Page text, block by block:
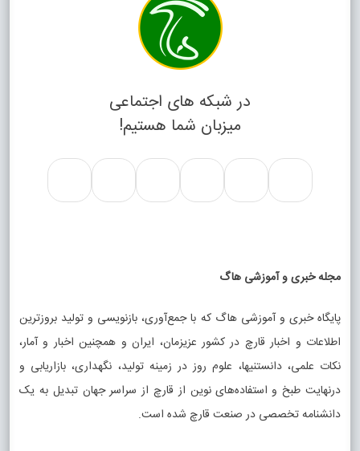
در شبکه های اجتماعی
میزبان شما هستیم!
مجله خبری و آموزشی هاگ
پایگاه خبری و آموزشی هاگ که با جمع‌آوری، بازنویسی و تولید بروزترین
اطلاعات و اخبار قارچ در کشور عزیزمان، ایران و همچنین اخبار و آمار،
نکات علمی، دانستنیها، علوم روز در زمینه تولید، نگهداری، بازاریابی و
درنهایت طبخ و استفاده‌های نوین از قارچ از سراسر جهان تبدیل به یک
دانشنامه تخصصی در صنعت قارچ شده است.